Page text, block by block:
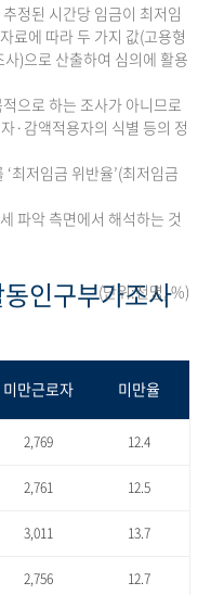
정된 시간당 임금이 최저임
료에 따라 두 가지 값(고용형
)으로 산출하여 심의에 활용
으로 하는 조사가 아니므로
·감액적용자의 식별 등의 정
최저임금 위반율’(최저임금
파악 측면에서 해석하는 것
인구부가조사
(단위:천명, %)
미만근로자 미만율
2,769 12.4
2,761 12.5
3,011 13.7
2,756 12.7